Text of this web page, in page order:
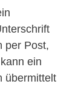
per Post,
ein
übermittelt